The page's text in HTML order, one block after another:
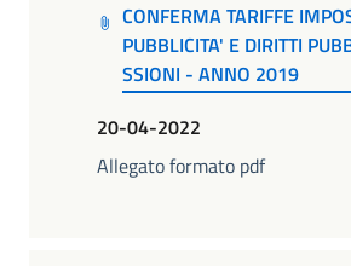
CONFERMA TARIFFE
PUBBLICITA' E DIRITTI
SSIONI - ANNO 2019
20-04-2022
Allegato formato pdf